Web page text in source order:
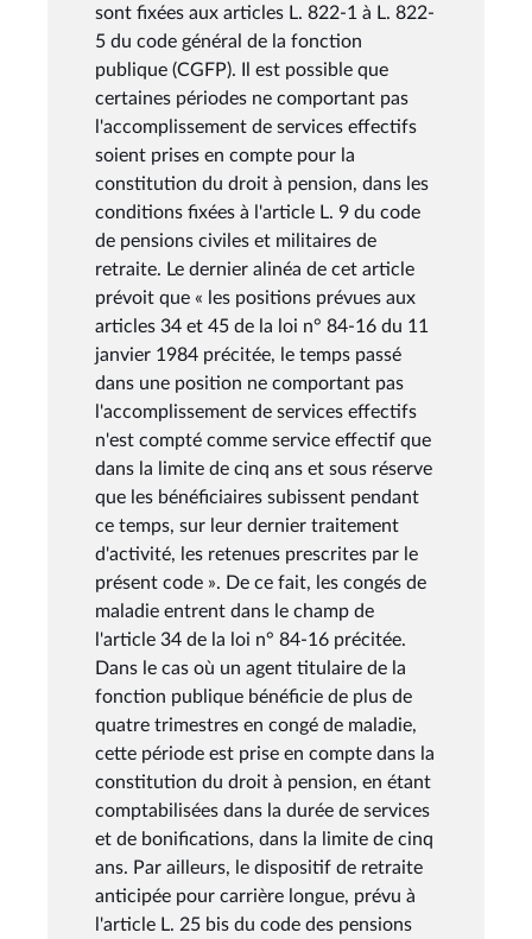
sont fixées aux articles L. 822-1 à L. 822-
5 du code général de la fonction
publique (CGFP). Il est possible que
certaines périodes ne comportant pas
l'accomplissement de services effectifs
soient prises en compte pour la
constitution du droit à pension, dans les
conditions fixées à l'article L. 9 du code
de pensions civiles et militaires de
retraite. Le dernier alinéa de cet article
prévoit que « les positions prévues aux
articles 34 et 45 de la loi n° 84-16 du 11
janvier 1984 précitée, le temps passé
dans une position ne comportant pas
l'accomplissement de services effectifs
n'est compté comme service effectif que
dans la limite de cinq ans et sous réserve
que les bénéficiaires subissent pendant
ce temps, sur leur dernier traitement
d'activité, les retenues prescrites par le
présent code ». De ce fait, les congés de
maladie entrent dans le champ de
l'article 34 de la loi n° 84-16 précitée.
Dans le cas où un agent titulaire de la
fonction publique bénéficie de plus de
quatre trimestres en congé de maladie,
cette période est prise en compte dans la
constitution du droit à pension, en étant
comptabilisées dans la durée de services
et de bonifications, dans la limite de cinq
ans. Par ailleurs, le dispositif de retraite
anticipée pour carrière longue, prévu à
l'article L. 25 bis du code des pensions